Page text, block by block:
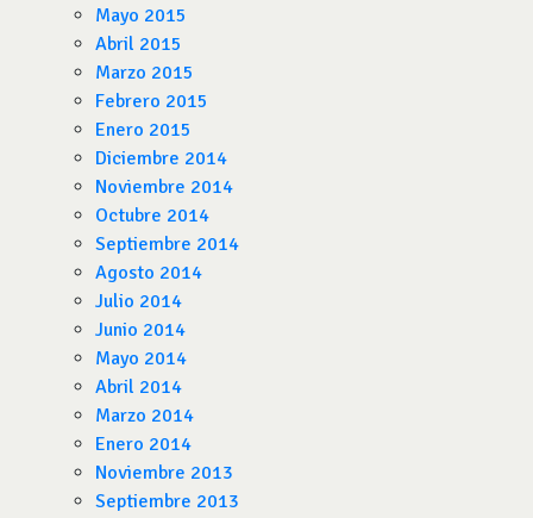
Mayo 2015
Abril 2015
Marzo 2015
Febrero 2015
Enero 2015
Diciembre 2014
Noviembre 2014
Octubre 2014
Septiembre 2014
Agosto 2014
Julio 2014
Junio 2014
Mayo 2014
Abril 2014
Marzo 2014
Enero 2014
Noviembre 2013
Septiembre 2013